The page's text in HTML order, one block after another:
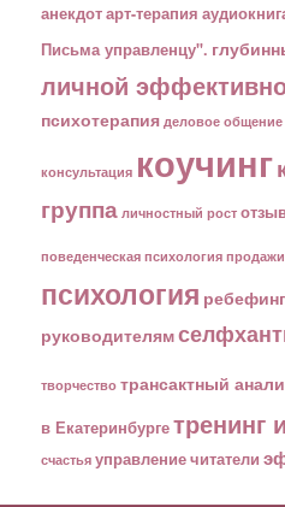
анекдотарт-терапия
Письма управленцу".
личной
психотерапия деловое общение
консультация коучинг
группа личностный рост
поведенческая психология продажи
психология ребефинг
руководителям
творчество трансактный
в Екатеринбургетренинг
счастья управлениечитатели